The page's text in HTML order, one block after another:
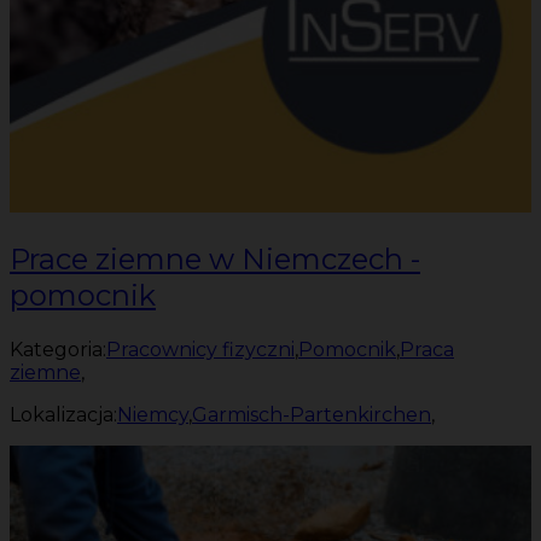
Prace ziemne w Niemczech -
pomocnik
Kategoria:Pracownicy fizyczni,Pomocnik,Praca
ziemne,
Lokalizacja:Niemcy,Garmisch-Partenkirchen,